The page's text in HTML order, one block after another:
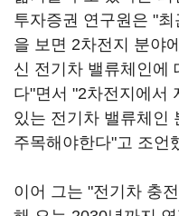
투자증권 연구원은 "
을 보면 2차전지 분야
신 전기차 밸류체인에
다"면서 "2차전지에서
있는 전기차 밸류체인
주목해야한다"고 조언
이어 그는 "전기차 충